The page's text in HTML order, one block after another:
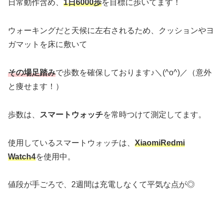
日常動作含め、 1日6000歩を目標に歩いてます！
ウォーキングだと天候に左右されるため、クッションやヨ
ガマットを床に敷いて
その場足踏みで歩数を確保しております♪＼(^o^)／（意外
と痩せます！）
歩数は、 スマートウォッチを常時つけて測定してます。
使用しているスマートウォッチは、 XiaomiRedmi
Watch4を使用中。
値段が手ごろで、2週間は充電しなくて平気な点が◎